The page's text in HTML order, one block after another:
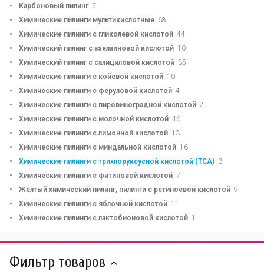
Карбоновый пилинг 5
Химические пилинги мультикислотные 68
Химические пилинги с гликолевой кислотой 44
Химический пилинг с азелаиновой кислотой 10
Химический пилинг с салициловой кислотой 35
Химические пилинги с койевой кислотой 10
Химические пилинги с феруловой кислотой 4
Химические пилинги с пировиноградной кислотой 2
Химические пилинги с молочной кислотой 46
Химические пилинги с лимонной кислотой 13
Химические пилинги с миндальной кислотой 16
Химические пилинги с трихлоруксусной кислотой (TCA) 3
Химические пилинги с фитиновой кислотой 7
Желтый химический пилинг, пилинги с ретиноевой кислотой 9
Химические пилинги с яблочной кислотой 11
Химические пилинги с лактобионовой кислотой 1
Фильтр товаров